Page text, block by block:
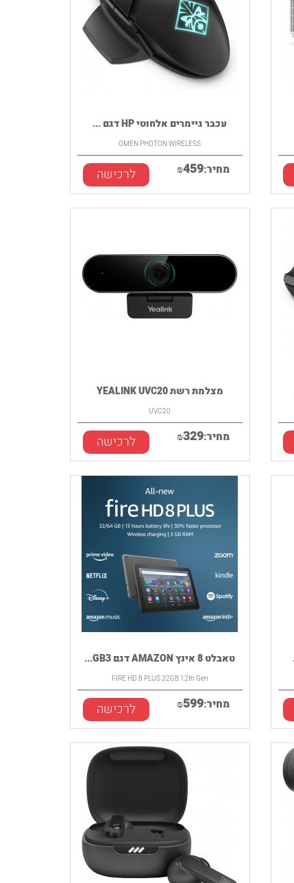
עכבר גיימרים אלחוטי HP דגם ...
OMEN PHOTON WIRELESS
מחיר: ₪459 לרכישה
מצלמת רשת YEALINK UVC20
UVC20
מחיר: ₪329 לרכישה
טאבלט 8 אינץ AMAZON דגם GB3...
FIRE HD 8 PLUS 32GB 12th Gen
מחיר: ₪599 לרכישה